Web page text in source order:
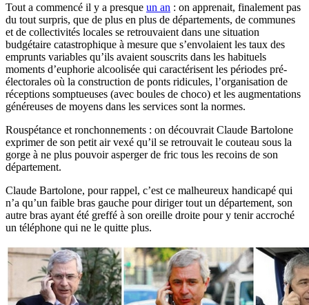
Tout a commencé il y a presque un an : on apprenait, finalement pas
du tout surpris, que de plus en plus de départements, de communes
et de collectivités locales se retrouvaient dans une situation
budgétaire catastrophique à mesure que s’envolaient les taux des
emprunts variables qu’ils avaient souscrits dans les habituels
moments d’euphorie alcoolisée qui caractérisent les périodes pré-
électorales où la construction de ponts ridicules, l’organisation de
réceptions somptueuses (avec boules de choco) et les augmentations
généreuses de moyens dans les services sont la normes.
Rouspétance et ronchonnements : on découvrait Claude Bartolone
exprimer de son petit air vexé qu’il se retrouvait le couteau sous la
gorge à ne plus pouvoir asperger de fric tous les recoins de son
département.
Claude Bartolone, pour rappel, c’est ce malheureux handicapé qui
n’a qu’un faible bras gauche pour diriger tout un département, son
autre bras ayant été greffé à son oreille droite pour y tenir accroché
un téléphone qui ne le quitte plus.